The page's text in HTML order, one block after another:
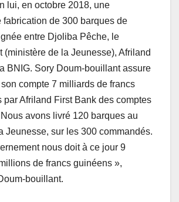
lui, en octobre 2018, une
fabrication de 300 barques de
entre Djoliba Pêche, le
(ministère de la Jeunesse), Afriland
BNIG. Sory Doum-bouillant assure
compte 7 milliards de francs
par Afriland First Bank des comptes
avons livré 120 barques au
Jeunesse, sur les 300 commandés.
nous doit à ce jour 9
de francs guinéens »,
bouillant.